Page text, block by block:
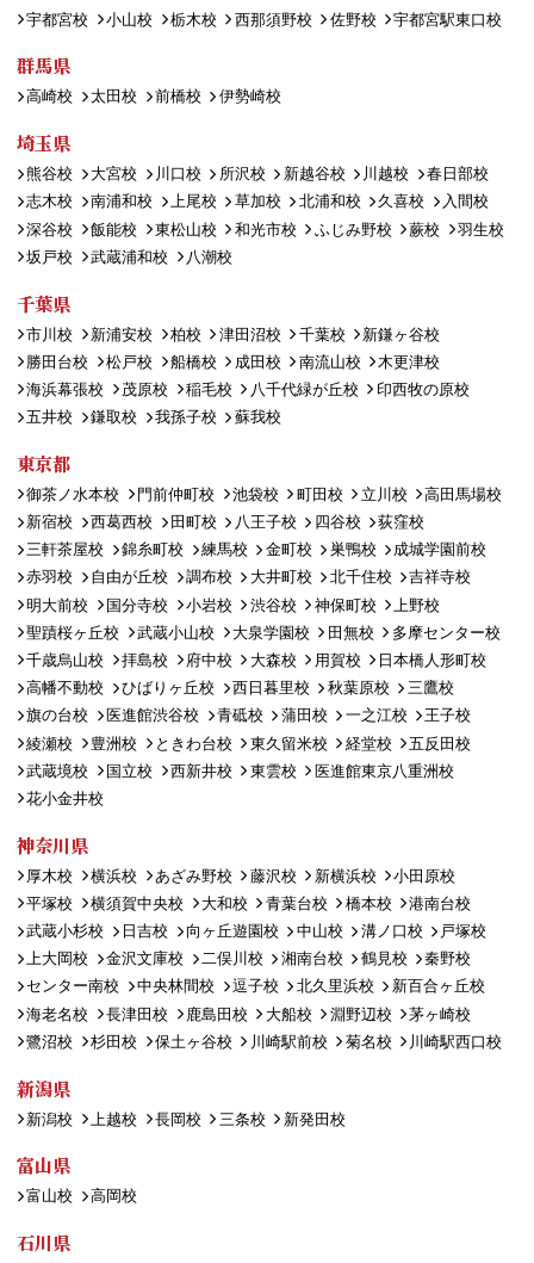
宇都宮校 小山校 栃木校 西那須野校 佐野校 宇都宮駅東口校
群馬県
高崎校 太田校 前橋校 伊勢崎校
埼玉県
熊谷校 大宮校 川口校 所沢校 新越谷校 川越校
春日部校
志木校
南浦和校 上尾校 草加校 北浦和校 久喜校
入間校
深谷校
飯能校 東松山校 和光市校 ふじみ野校 蕨校
羽生校
坂戸校
武蔵浦和校 八潮校
千葉県
市川校 新浦安校 柏校 津田沼校 千葉校
新鎌ヶ谷校
勝田台校
松戸校 船橋校 成田校 南流山校
木更津校
海浜幕張校
茂原校 稲毛校 八千代緑が丘校
印西牧の原校
五井校
鎌取校 我孫子校 蘇我校
東京都
御茶ノ水本校 門前仲町校 池袋校 町田校 立川校
高田馬場校
新宿校
西葛西校 田町校 八王子校 四谷校
荻窪校
三軒茶屋校
錦糸町校 練馬校 金町校 巣鴨校
成城学園前校
赤羽校
自由が丘校 調布校 大井町校 北千住校
吉祥寺校
明大前校
国分寺校 小岩校 渋谷校 神保町校
上野校
聖蹟桜ヶ丘校
武蔵小山校 大泉学園校 田無校
多摩センター校
千歳烏山校
拝島校 府中校 大森校 用賀校
日本橋人形町校
高幡不動校
ひばりヶ丘校 西日暮里校 秋葉原校
三鷹校
旗の台校
医進館渋谷校 青砥校 蒲田校 一之江校
王子校
綾瀬校
豊洲校 ときわ台校 東久留米校 経堂校
五反田校
武蔵境校
国立校 西新井校 東雲校
医進館東京八重洲校
花小金井校
神奈川県
厚木校 横浜校 あざみ野校 藤沢校 新横浜校
小田原校
平塚校
横須賀中央校 大和校 青葉台校 橋本校
港南台校
武蔵小杉校
日吉校 向ヶ丘遊園校 中山校 溝ノ口校
戸塚校
上大岡校
金沢文庫校 二俣川校 湘南台校 鶴見校
秦野校
センター南校
中央林間校 逗子校 北久里浜校
新百合ヶ丘校
海老名校
長津田校 鹿島田校 大船校 淵野辺校
茅ヶ崎校
鷺沼校
杉田校 保土ヶ谷校 川崎駅前校 菊名校 川崎駅西口校
新潟県
新潟校 上越校 長岡校 三条校 新発田校
富山県
富山校 高岡校
石川県